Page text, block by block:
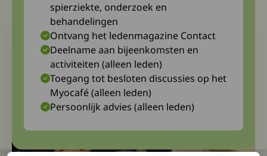
spierziekte, onderzoek en
behandelingen
Ontvang het ledenmagazine Contact
Deelname aan bijeenkomsten en
activiteiten (alleen leden)
Toegang tot besloten discussies op het
Myocafé (alleen leden)
Persoonlijk advies (alleen leden)